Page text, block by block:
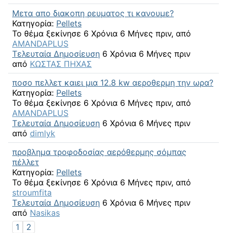
Μετα απο διακοπη ρευματος τι κανουμε?
Κατηγορία: Pellets
Το θέμα ξεκίνησε 6 Χρόνια 6 Μήνες πριν, από
AMANDAPLUS
Τελευταία Δημοσίευση 6 Χρόνια 6 Μήνες πριν
από ΚΩΣΤΑΣ ΠΗΧΑΣ
ποσο πελλετ καιει μια 12.8 kw αεροθερμη την ωρα?
Κατηγορία: Pellets
Το θέμα ξεκίνησε 6 Χρόνια 6 Μήνες πριν, από
AMANDAPLUS
Τελευταία Δημοσίευση 6 Χρόνια 6 Μήνες πριν
από dimlyk
προβλημα τροφοδοσίας αερόθερμης σόμπας
πέλλετ
Κατηγορία: Pellets
Το θέμα ξεκίνησε 6 Χρόνια 6 Μήνες πριν, από
stroumfita
Τελευταία Δημοσίευση 6 Χρόνια 6 Μήνες πριν
από Nasikas
1
2